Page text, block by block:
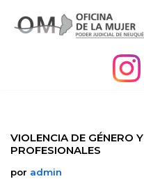
VIOLENCIA DE GÉNERO
PROFESIONALES
por admin